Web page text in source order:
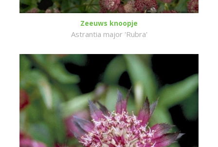
Zeeuws knoopje
Astrantia major 'Rubra'